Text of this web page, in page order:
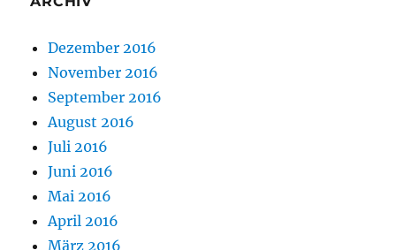
Dezember 2016
November 2016
September 2016
August 2016
Juli 2016
Juni 2016
Mai 2016
April 2016
März 2016